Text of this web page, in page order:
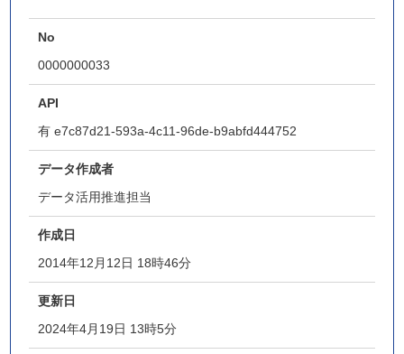
No
0000000033
API
有 e7c87d21-593a-4c11-96de-b9abfd444752
データ作成者
データ活用推進担当
作成日
2014年12月12日 18時46分
更新日
2024年4月19日 13時5分